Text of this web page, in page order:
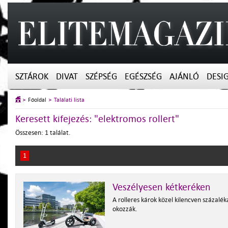
SZTÁROK DIVAT SZÉPSÉG EGÉSZSÉG AJÁNLÓ
Főoldal Találati lista
Keresett kifejezés: "elektromos rollert"
Összesen: 1 találat.
1
Veszélyesen kétkeréken
A rolleres károk közel kilencven
okozzák.